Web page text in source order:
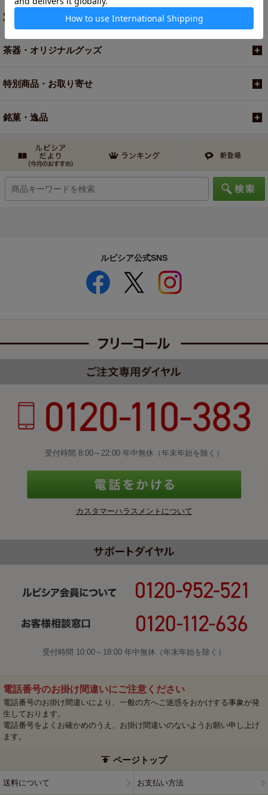
定期便
茶器・オリジナルグッズ
特別商品・お取り寄せ
銘菓・逸品
ルピシア公式SNS
受付時間 8:00～22:00 年中無休（年末年始を除く）
カスタマーハラスメントについて
受付時間 10:00～18:00 年中無休（年末年始を除く）
電話番号のお掛け間違いにご注意ください
電話番号のお掛け間違いにより、一般の方へご迷惑をおかけする事象が発
生しております。
電話番号をよくお確かめのうえ、お掛け間違いのないようお願い申し上げ
ます。
ページトップ
送料について お支払い方法